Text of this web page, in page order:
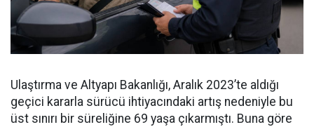
Ulaştırma ve Altyapı Bakanlığı, Aralık 2023’te aldığı
geçici kararla sürücü ihtiyacındaki artış nedeniyle bu
üst sınırı bir süreliğine 69 yaşa çıkarmıştı. Buna göre